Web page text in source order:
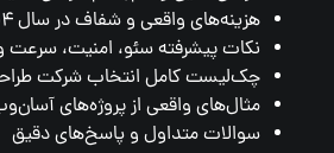
هزینه‌های واقعی و شفاف در سال ۱۴۰۴ با جدول کامل
نکات پیشرفته سئو، امنیت، سرعت
چک‌لیست کامل انتخاب شرکت
مثال‌های واقعی از پروژه‌های
سوالات متداول و پاسخ‌های دقیق